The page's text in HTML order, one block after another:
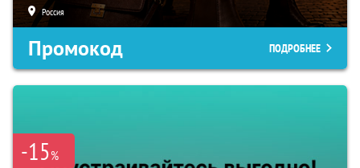
Россия
Промокод ПОДРОБНЕЕ
-15%